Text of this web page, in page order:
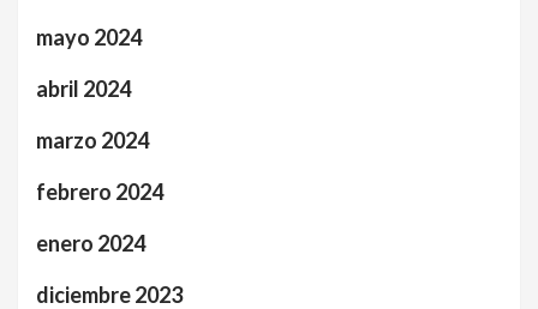
mayo 2024
abril 2024
marzo 2024
febrero 2024
enero 2024
diciembre 2023